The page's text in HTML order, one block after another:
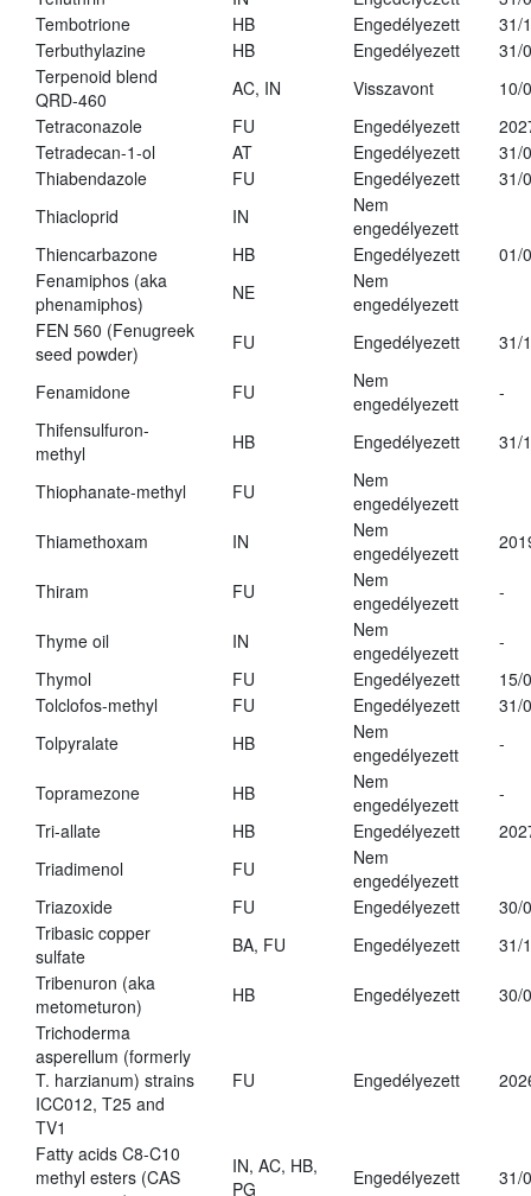
Tembotrione
HB Engedélyezett
31/
Terbuthylazine
HB Engedélyezett
31/
Terpenoid blend
QRD-460
AC, IN Visszavont
10/
Tetraconazole
FU Engedélyezett
Tetradecan-1-ol
AT Engedélyezett
31/
Thiabendazole
FU Engedélyezett
31/
Thiacloprid
IN
Nem
engedélyezett
Thiencarbazone
HB Engedélyezett
01/
Fenamiphos (aka
phenamiphos)
NE
Nem
engedélyezett
FEN 560 (Fenugreek
seed powder)
FU Engedélyezett 31/
Fenamidone FU
Nem
engedélyezett
-
Thifensulfuron-
methyl
HB Engedélyezett 31/
Thiophanate-methyl FU
Nem
engedélyezett
Thiamethoxam
IN
Nem
engedélyezett
Thiram FU
Nem
engedélyezett
-
Thyme oil IN
Nem
engedélyezett
-
Thymol
FU Engedélyezett
15/
Tolclofos-methyl
FU Engedélyezett
31/
Tolpyralate
HB
Nem
engedélyezett
-
Topramezone HB
Nem
engedélyezett
-
Tri-allate
HB Engedélyezett
Triadimenol
FU
Nem
engedélyezett
Triazoxide
FU Engedélyezett
30/
Tribasic copper
sulfate
BA, FU Engedélyezett
31/
Tribenuron (aka
metometuron)
HB Engedélyezett
30/
Trichoderma
asperellum (formerly
T. harzianum) strains
ICC012, T25 and
TV1
FU Engedélyezett
Fatty acids C8-C10
methyl esters (CAS
IN, AC, HB,
PG
Engedélyezett 31/